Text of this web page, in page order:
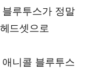
루투스가 정말
드셋으로
니콜 블루투스